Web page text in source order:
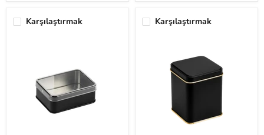
Karşılaştırmak Karşılaştırmak